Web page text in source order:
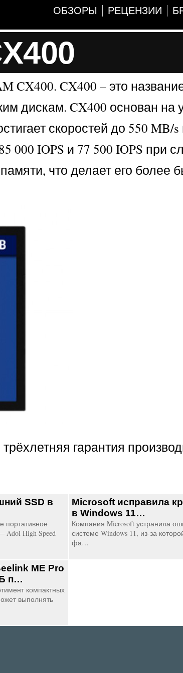
ОБЗОРЫ РЕЦЕНЗИИ
CX400. CX400 – это
дискам. CX400 основан на
скоростей до 550 MB/s
000 IOPS и 77 500 IOPS при
что делает его более
гарантия
SSD в
портативное
Adol High Speed
Microsoft исправила
в Windows 11…
Компания Microsoft устранила
системе Windows 11, из-за
фа…
ME Pro
п…
компактных
выполнять